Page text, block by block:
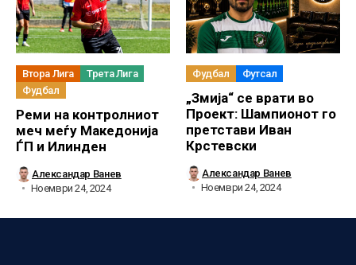
Втора Лига
Трета Лига
Фудбал
Реми на контролниот
меч меѓу Македонија
ЃП и Илинден
Александар Ванев
Ноември 24, 2024
Фудбал Футсал
„Змија“ се врати во
Проект: Шампионот го
претстави Иван
Крстевски
Александар Ванев
Ноември 24, 2024